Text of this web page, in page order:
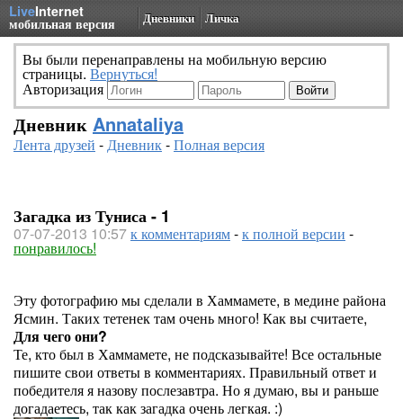
LiveInternet
мобильная версия Дневники Личка
Вы были перенаправлены на мобильную версию
страницы. Вернуться!
Авторизация
Дневник Annataliya
Лента друзей -Дневник-Полная версия
Загадка из Туниса - 1
07-07-2013 10:57к комментариям-к полной версии -
понравилось!
Эту фотографию мы сделали в Хаммамете, в медине района
Ясмин. Таких тетенек там очень много! Как вы считаете,
Для чего они?
Те, кто был в Хаммамете, не подсказывайте! Все остальные
пишите свои ответы в комментариях. Правильный ответ и
победителя я назову послезавтра. Но я думаю, вы и раньше
догадаетесь, так как загадка очень легкая. :)